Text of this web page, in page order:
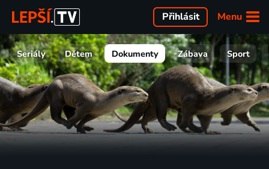
Menu
Přihlásit
Seriály Dětem Dokumenty Zábava Sport